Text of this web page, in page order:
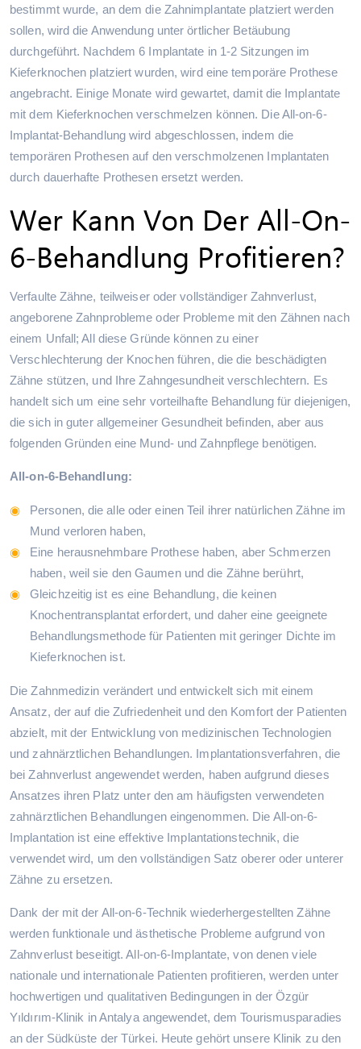
bestimmt wurde, an dem die Zahnimplantate platziert werden
sollen, wird die Anwendung unter örtlicher Betäubung
durchgeführt. Nachdem 6 Implantate in 1-2 Sitzungen im
Kieferknochen platziert wurden, wird eine temporäre Prothese
angebracht. Einige Monate wird gewartet, damit die Implantate
mit dem Kieferknochen verschmelzen können. Die All-on-6-
Implantat-Behandlung wird abgeschlossen, indem die
temporären Prothesen auf den verschmolzenen Implantaten
durch dauerhafte Prothesen ersetzt werden.
Wer Kann Von Der All-On-
6-Behandlung Profitieren?
Verfaulte Zähne, teilweiser oder vollständiger Zahnverlust,
angeborene Zahnprobleme oder Probleme mit den Zähnen nach
einem Unfall; All diese Gründe können zu einer
Verschlechterung der Knochen führen, die die beschädigten
Zähne stützen, und Ihre Zahngesundheit verschlechtern. Es
handelt sich um eine sehr vorteilhafte Behandlung für diejenigen,
die sich in guter allgemeiner Gesundheit befinden, aber aus
folgenden Gründen eine Mund- und Zahnpflege benötigen.
All-on-6-Behandlung:
Personen, die alle oder einen Teil ihrer natürlichen Zähne im
Mund verloren haben,
Eine herausnehmbare Prothese haben, aber Schmerzen
haben, weil sie den Gaumen und die Zähne berührt,
Gleichzeitig ist es eine Behandlung, die keinen
Knochentransplantat erfordert, und daher eine geeignete
Behandlungsmethode für Patienten mit geringer Dichte im
Kieferknochen ist.
Die Zahnmedizin verändert und entwickelt sich mit einem
Ansatz, der auf die Zufriedenheit und den Komfort der Patienten
abzielt, mit der Entwicklung von medizinischen Technologien
und zahnärztlichen Behandlungen. Implantationsverfahren, die
bei Zahnverlust angewendet werden, haben aufgrund dieses
Ansatzes ihren Platz unter den am häufigsten verwendeten
zahnärztlichen Behandlungen eingenommen. Die All-on-6-
Implantation ist eine effektive Implantationstechnik, die
verwendet wird, um den vollständigen Satz oberer oder unterer
Zähne zu ersetzen.
Dank der mit der All-on-6-Technik wiederhergestellten Zähne
werden funktionale und ästhetische Probleme aufgrund von
Zahnverlust beseitigt. All-on-6-Implantate, von denen viele
nationale und internationale Patienten profitieren, werden unter
hochwertigen und qualitativen Bedingungen in der Özgür
Yıldırım-Klinik in Antalya angewendet, dem Tourismusparadies
an der Südküste der Türkei. Heute gehört unsere Klinik zu den